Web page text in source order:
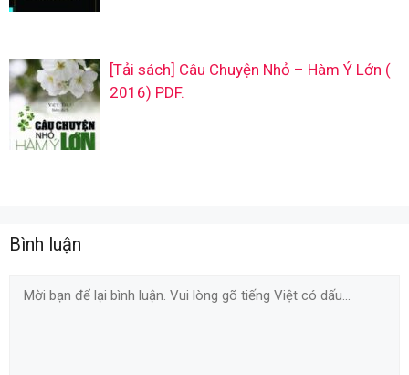
[Tải sách] Câu Chuyện Nhỏ – Hàm Ý Lớn (
2016) PDF.
Bình luận
Comment